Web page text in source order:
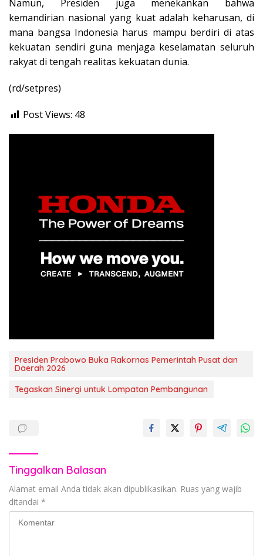
Namun, Presiden juga menekankan bahwa
kemandirian nasional yang kuat adalah keharusan, di
mana bangsa Indonesia harus mampu berdiri di atas
kekuatan sendiri guna menjaga keselamatan seluruh
rakyat di tengah realitas kekuatan dunia.
(rd/setpres)
Post Views: 48
Presiden Prabowo Buka Rakornas Pemerintah Pusat dan
Daerah 2026
Tegaskan Sinergi untuk Lompatan Pembangunan
Tinggalkan Balasan
Alamat email Anda tidak akan dipublikasikan. Ruas yang wajib
ditandai *